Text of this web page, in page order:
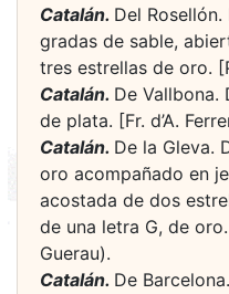
Catalán. Del
gradas de sable,
tres estrellas de oro.
Catalán. De Vallbona.
de plata. [Fr. d’A.
Catalán. De la Gleva.
oro acompañado en
acostada de dos
de una letra G, de oro.
Guerau).
Catalán. De